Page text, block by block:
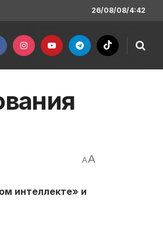
26/08/08/4:42
AA
интеллекте» и